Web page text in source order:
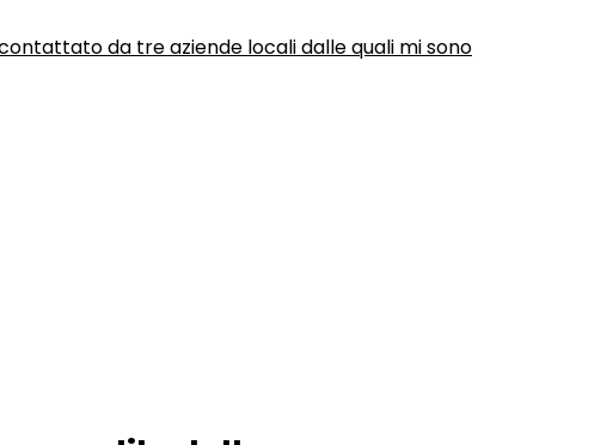
da tre aziende locali dalle quali mi sono